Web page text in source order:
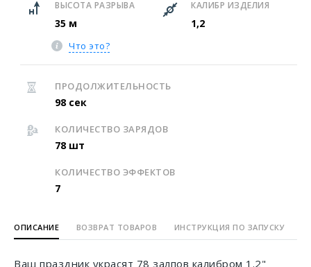
ВЫСОТА РАЗРЫВА
35 м
КАЛИБР ИЗДЕЛИЯ
1,2
Что это?
ПРОДОЛЖИТЕЛЬНОСТЬ
98 сек
КОЛИЧЕСТВО ЗАРЯДОВ
78 шт
КОЛИЧЕСТВО ЭФФЕКТОВ
7
ОПИСАНИЕ ВОЗВРАТ ТОВАРОВ ИНСТРУКЦИЯ ПО ЗАПУСКУ
Ваш праздник украсят 78 залпов калибром 1.2"